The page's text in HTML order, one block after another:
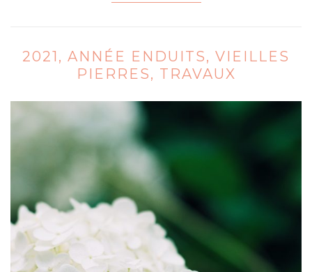
2021, ANNÉE ENDUITS, VIEILLES
PIERRES, TRAVAUX